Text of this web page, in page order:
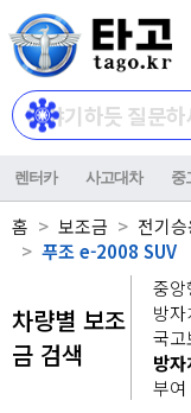
렌터카 사고대차 중
홈 보조금
전기
푸조 e-2008 SUV
차량별 보조
금 검색
중앙
방
국고
방
부여